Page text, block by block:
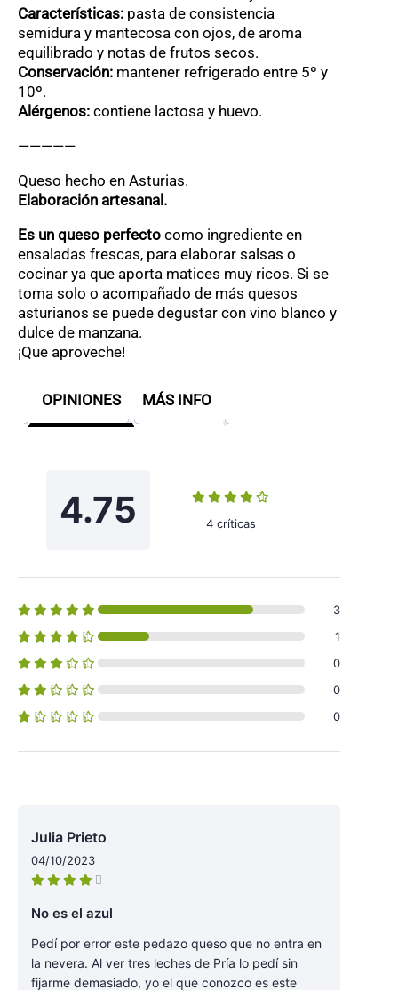
Características: pasta de consistencia
semidura y mantecosa con ojos, de aroma
equilibrado y notas de frutos secos.
Conservación: mantener refrigerado entre 5º y
10º.
Alérgenos: contiene lactosa y huevo.
—————
Queso hecho en Asturias.
Elaboración artesanal.
Es un queso perfecto como ingrediente en
ensaladas frescas, para elaborar salsas o
cocinar ya que aporta matices muy ricos. Si se
toma solo o acompañado de más quesos
asturianos se puede degustar con vino blanco y
dulce de manzana.
¡Que aproveche!
OPINIONES MÁS INFO
4.75 4 críticas
3
1
0
0
0
Julia Prieto
04/10/2023
No es el azul
Pedí por error este pedazo queso que no entra en
la nevera. Al ver tres leches de Pría lo pedí sin
fijarme demasiado, yo el que conozco es este